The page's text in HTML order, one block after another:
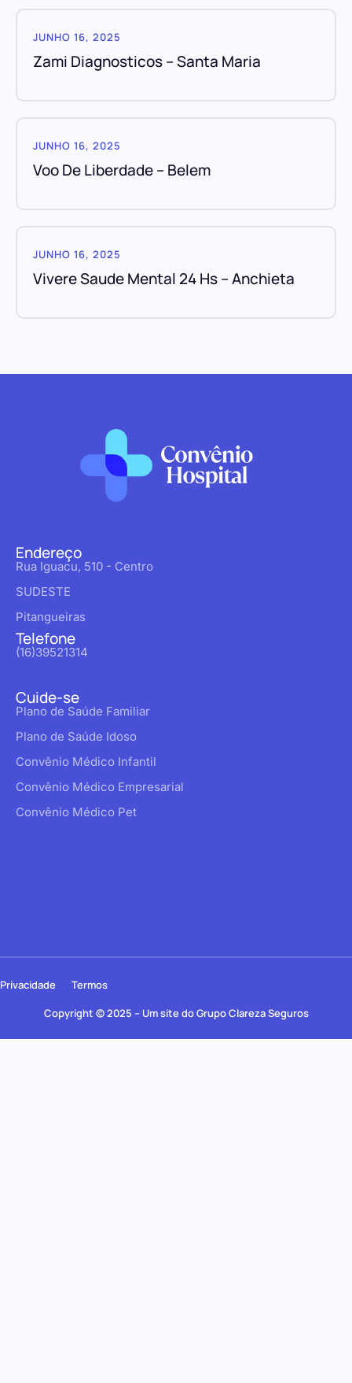
JUNHO 16, 2025
Zami Diagnosticos – Santa Maria
JUNHO 16, 2025
Voo De Liberdade – Belem
JUNHO 16, 2025
Vivere Saude Mental 24 Hs – Anchieta
Endereço
Rua Iguacu, 510 - Centro
SUDESTE
Pitangueiras
Telefone
(16)39521314
Cuide-se
Plano de Saúde Familiar
Plano de Saúde Idoso
Convênio Médico Infantil
Convênio Médico Empresarial
Convênio Médico Pet
Copyright © 2025 – Um site do Grupo Clareza Seguros
Privacidade Termos